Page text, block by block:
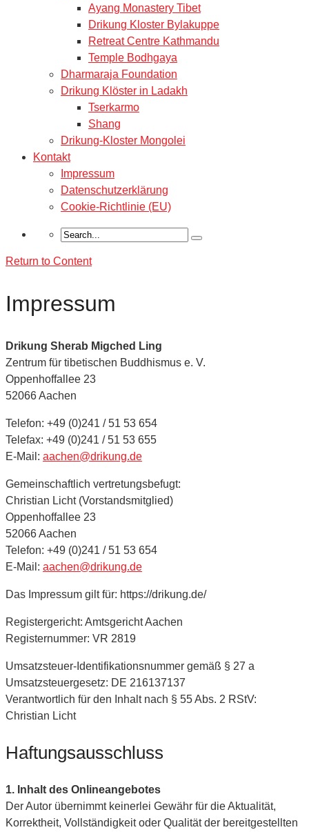
Ayang Monastery Tibet
Drikung Kloster Bylakuppe
Retreat Centre Kathmandu
Temple Bodhgaya
Dharmaraja Foundation
Drikung Klöster in Ladakh
Tserkarmo
Shang
Drikung-Kloster Mongolei
Kontakt
Impressum
Datenschutzerklärung
Cookie-Richtlinie (EU)
Return to Content
Impressum
Drikung Sherab Migched Ling
Zentrum für tibetischen Buddhismus e. V.
Oppenhoffallee 23
52066 Aachen
Telefon: +49 (0)241 / 51 53 654
Telefax: +49 (0)241 / 51 53 655
E-Mail: aachen@drikung.de
Gemeinschaftlich vertretungsbefugt:
Christian Licht (Vorstandsmitglied)
Oppenhoffallee 23
52066 Aachen
Telefon: +49 (0)241 / 51 53 654
E-Mail: aachen@drikung.de
Das Impressum gilt für: https://drikung.de/
Registergericht: Amtsgericht Aachen
Registernummer: VR 2819
Umsatzsteuer-Identifikationsnummer gemäß § 27 a
Umsatzsteuergesetz: DE 216137137
Verantwortlich für den Inhalt nach § 55 Abs. 2 RStV:
Christian Licht
Haftungsausschluss
1. Inhalt des Onlineangebotes
Der Autor übernimmt keinerlei Gewähr für die Aktualität,
Korrektheit, Vollständigkeit oder Qualität der bereitgestellten